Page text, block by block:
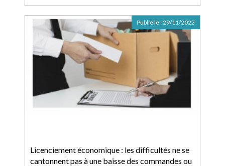
Licenciement économique : les difficultés ne se
cantonnent pas à une baisse des commandes ou
Publié le :29/11/2022